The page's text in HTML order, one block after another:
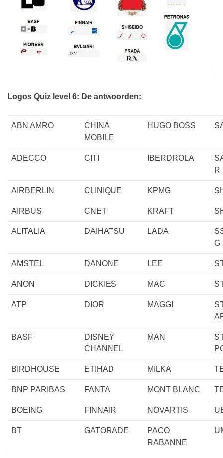
Logos Quiz level 6: De antwoorden:
ABN AMRO
CHINA
MOBILE
HUGO BOSS
ADECCO CITI IBERDROLA
R
AIRBERLIN CLINIQUE KPMG
AIRBUS CNET KRAFT
ALITALIA DAIHATSU LADA
G
AMSTEL DANONE LEE
ANON DICKIES MAC
ATP DIOR MAGGI
BASF
DISNEY
CHANNEL
MAN
BIRDHOUSE ETIHAD MILKA
BNP PARIBAS FANTA MONT BLANC
BOEING FINNAIR NOVARTIS
BT GATORADE
PACO
RABANNE